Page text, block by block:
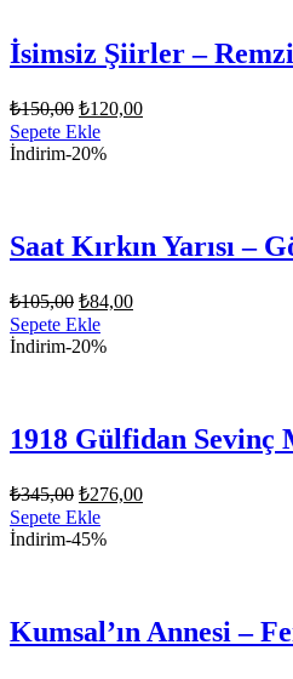
İsimsiz Şiirler –
₺150,00 Orijinal
fiyat:
₺150,00.
₺120,00Şu
Sepete Ekle
İndirim-20%
Saat Kırkın Yarısı –
₺105,00 Orijinal
fiyat:
₺105,00.
₺84,00Şu
Sepete Ekle
İndirim-20%
1918 Gülfidan Sevinç
₺345,00 Orijinal
fiyat:
₺345,00.
₺276,00Şu
Sepete Ekle
İndirim-45%
Kumsal’ın Annesi –